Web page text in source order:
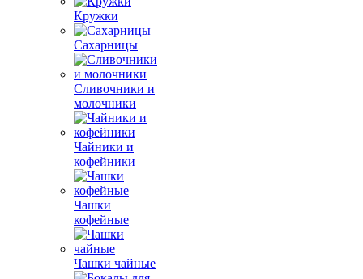
Кружки
Сахарницы
Сливочники и
молочники
Чайники и
кофейники
Чашки
кофейные
Чашки чайные